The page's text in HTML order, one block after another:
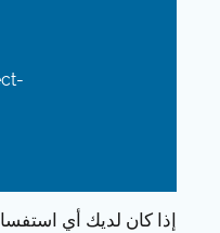
إذا كان لديك أي